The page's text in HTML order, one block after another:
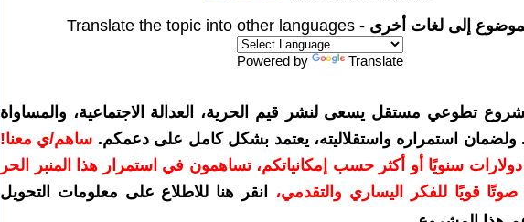
إلى لغات أخرى - Translate the topic into other languages
Powered by Translate
تطوعي مستقل يسعى لنشر قيم الحرية، العدالة الاجتماعية، والمساواة
ولضمان استمراره واستقلاليته، يعتمد بشكل كامل على دعمكم. ساهم/ي معنا!
بدعمكم بمبلغ 10 دولارات سنويًا أو أكثر حسب إمكانياتكم، تساهمون في استمرار هذا المنبر الحر
قويًا للفكر اليساري والتقدمي،
انقر هنا للاطلاع على معلومات التحويل